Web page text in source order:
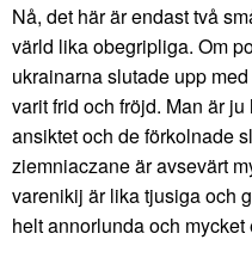
Nå, det här är endast två
värld lika obegripliga. Om
ukrainarna slutade upp
varit frid och fröjd. Man är
ansiktet och de förkolnade
ziemniaczane är avsevärt
varenikij är lika tjusiga och
helt annorlunda och mycket